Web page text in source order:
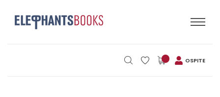
OSPITE